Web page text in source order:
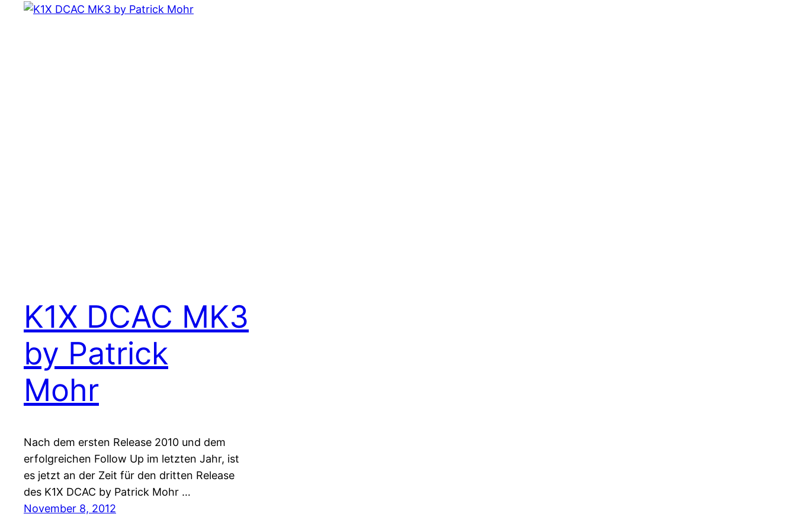
K1X DCAC MK3
by Patrick
Mohr
Nach dem ersten Release 2010 und dem
erfolgreichen Follow Up im letzten Jahr, ist
es jetzt an der Zeit für den dritten Release
des K1X DCAC by Patrick Mohr …
November 8, 2012